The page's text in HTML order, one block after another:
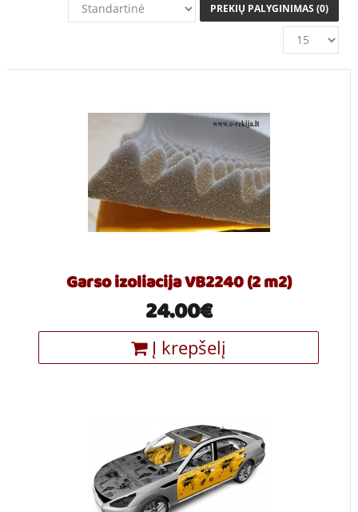
PREKIŲ PALYGINIMAS (0)
Garso izoliacija VB2240 (2 m2)
24.00€
Į krepšelį